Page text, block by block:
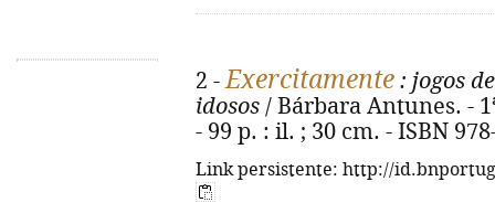
2 -Exercitamente : jogos
idosos / Bárbara Antunes. -
- 99 p. : il. ; 30 cm. - ISBN
Link persistente: http://